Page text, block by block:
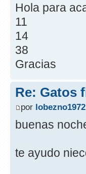
Hola para
11
14
38
Gracias
Re: Gatos
por lobezno1972
buenas
te ayudo